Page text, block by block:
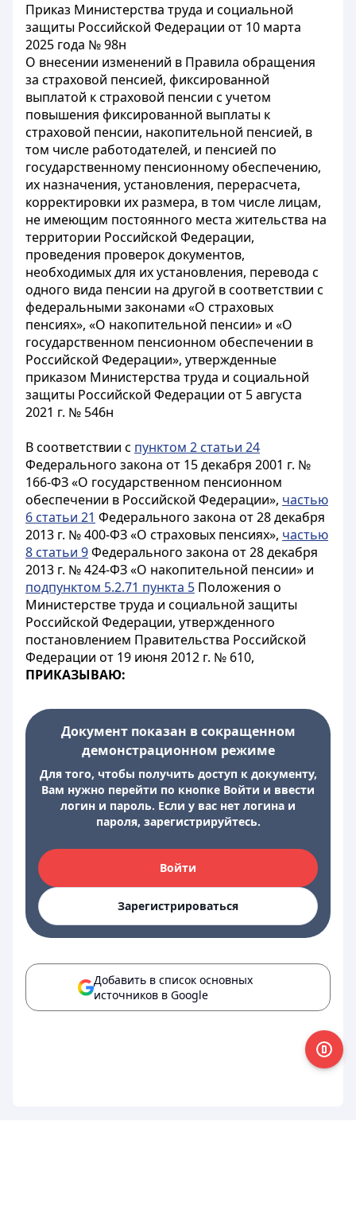
Приказ Министерства труда и социальной
защиты Российской Федерации от 10 марта
2025 года № 98н
О внесении изменений в Правила обращения
за страховой пенсией, фиксированной
выплатой к страховой пенсии с учетом
повышения фиксированной выплаты к
страховой пенсии, накопительной пенсией, в
том числе работодателей, и пенсией по
государственному пенсионному обеспечению,
их назначения, установления, перерасчета,
корректировки их размера, в том числе лицам,
не имеющим постоянного места жительства на
территории Российской Федерации,
проведения проверок документов,
необходимых для их установления, перевода с
одного вида пенсии на другой в соответствии с
федеральными законами «О страховых
пенсиях», «О накопительной пенсии» и «О
государственном пенсионном обеспечении в
Российской Федерации», утвержденные
приказом Министерства труда и социальной
защиты Российской Федерации от 5 августа
2021 г. № 546н
В соответствии с пунктом 2 статьи 24
Федерального закона от 15 декабря 2001 г. №
166-ФЗ «О государственном пенсионном
обеспечении в Российской Федерации», частью
6 статьи 21 Федерального закона от 28 декабря
2013 г. № 400-ФЗ «О страховых пенсиях», частью
8 статьи 9Федерального закона от 28 декабря
2013 г. № 424-ФЗ «О накопительной пенсии» и
подпунктом 5.2.71 пункта 5 Положения о
Министерстве труда и социальной защиты
Российской Федерации, утвержденного
постановлением Правительства Российской
Федерации от 19 июня 2012 г. № 610,
ПРИКАЗЫВАЮ:
Документ показан в сокращенном
демонстрационном режиме
Для того, чтобы получить доступ к документу,
Вам нужно перейти по кнопке Войти и ввести
логин и пароль. Если у вас нет логина и
пароля, зарегистрируйтесь.
Войти
Зарегистрироваться
Добавить в список основных
источников в Google